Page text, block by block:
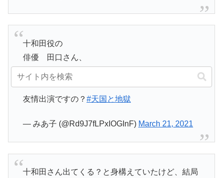
十和田役の
俳優 田口さん、
なんでもなかったのね！！？
友情出演ですの？ #天国と地獄
— みあ子 (@Rd9J7fLPxIOGInF) March 21, 2021
十和田さん出てくる？と身構えていたけど、結局